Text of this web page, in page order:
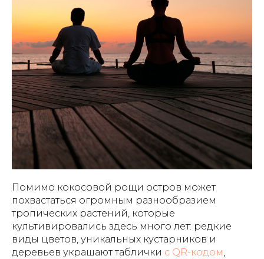
Помимо кокосовой рощи остров может
похвастаться огромным разнообразием
тропических растений, которые
культивировались здесь много лет: редкие
виды цветов, уникальных кустарников и
деревьев украшают таблички с QR-кодом,